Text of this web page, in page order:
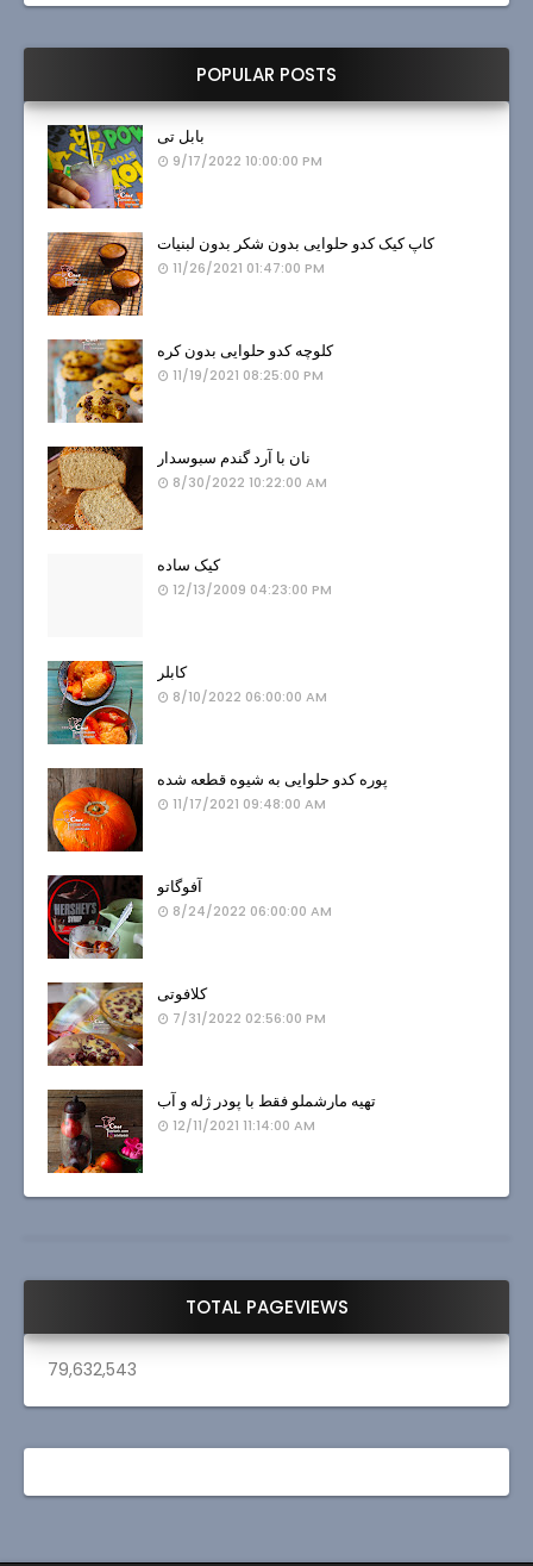
POPULAR POSTS
بابل تی
9/17/2022 10:00:00 PM
کاپ کیک کدو حلوایی بدون شکر بدون لبنیات
11/26/2021 01:47:00 PM
کلوچه کدو حلوایی بدون کره
11/19/2021 08:25:00 PM
نان با آرد گندم سبوسدار
8/30/2022 10:22:00 AM
کیک ساده
12/13/2009 04:23:00 PM
کابلر
8/10/2022 06:00:00 AM
پوره کدو حلوایی به شیوه قطعه شده
11/17/2021 09:48:00 AM
آفوگاتو
8/24/2022 06:00:00 AM
کلافوتی
7/31/2022 02:56:00 PM
تهیه مارشملو فقط با پودر ژله و آب
12/11/2021 11:14:00 AM
TOTAL PAGEVIEWS
79,632,543